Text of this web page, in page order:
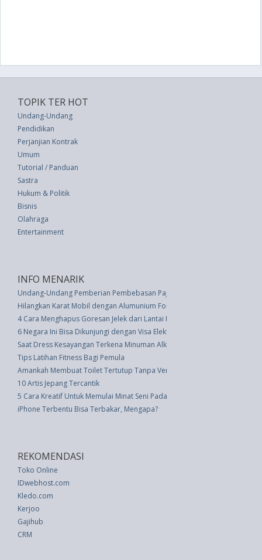
TOPIK TER HOT
Undang-Undang
Pendidikan
Perjanjian Kontrak
Umum
Tutorial / Panduan
Sastra
Hukum & Politik
Bisnis
Olahraga
Entertainment
INFO MENARIK
Undang-Undang Pemberian Pembebasan Pajak Perseroan/pajak
Hilangkan Karat Mobil dengan Alumunium Foil
4 Cara Menghapus Goresan Jelek dari Lantai Kayu
6 Negara Ini Bisa Dikunjungi dengan Visa Elektronik
Saat Dress Kesayangan Terkena Minuman Alkohol, Begini Cara
Tips Latihan Fitness Bagi Pemula
Amankah Membuat Toilet Tertutup Tanpa Ventilasi?
10 Artis Jepang Tercantik
5 Cara Kreatif Untuk Memulai Minat Seni Pada Anak Anda
iPhone Terbentu Bisa Terbakar, Mengapa?
REKOMENDASI
Toko Online
IDwebhost.com
Kledo.com
Kerjoo
Gajihub
CRM